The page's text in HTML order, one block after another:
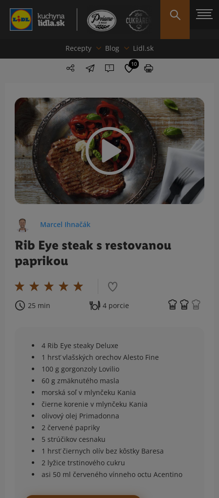
Recepty Blog Lidl.sk
1 10
Marcel Ihnačák
Rib Eye steak s restovanou
paprikou
25 min 4 porcie
4 Rib Eye steaky Deluxe
1 hrsť vlašských orechov Alesto Fine
100 g gorgonzoly Lovilio
60 g zmäknutého masla
morská soľ v mlynčeku Kania
čierne korenie v mlynčeku Kania
olivový olej Primadonna
2 červené papriky
5 strúčikov cesnaku
1 hrsť čiernych olív bez kôstky Baresa
2 lyžice trstinového cukru
asi 50 ml červeného vínneho octu Acentino